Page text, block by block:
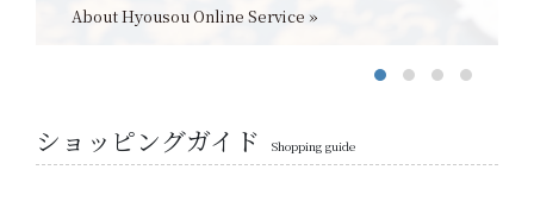
About Hyousou Online Service »
ショッピングガイド Shopping guide